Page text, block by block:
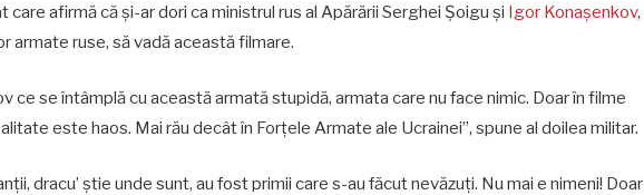
care afirmă că și-ar dori ca ministrul rus al Apărării Serghei Șoigu și Igor Konașenkov,
armate ruse, să vadă această filmare.
ce se întâmplă cu această armată stupidă, armata care nu face nimic. Doar în filme
este haos. Mai rău decât în Forțele Armate ale Ucrainei”, spune al doilea militar.
dracu’ știe unde sunt, au fost primii care s-au făcut nevăzuți. Nu mai e nimeni! Doar